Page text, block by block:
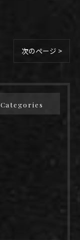
次のページ >
Categories